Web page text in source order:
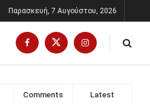
Παρασκευή, 7 Αυγούστου, 2026
Comments Latest